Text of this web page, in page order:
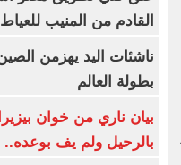
القادم من المنيب للعياط 4
ناشئات اليد يهزمن
بطولة العالم
بيان ناري من خوان
بالرحيل ولم يف بوعده..